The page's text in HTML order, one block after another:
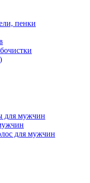
пенки
для мужчин
для мужчин